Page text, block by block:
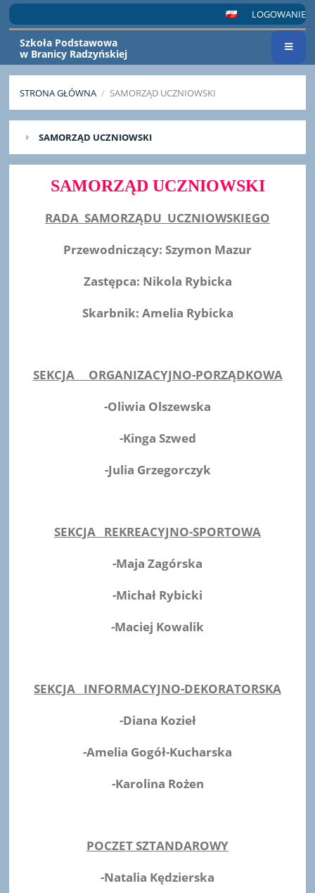
LOGOWANIE
Szkoła Podstawowa
w Branicy Radzyńskiej
STRONA GŁÓWNA / SAMORZĄD UCZNIOWSKI
SAMORZĄD
UCZNIOWSKI
SAMORZĄD UCZNIOWSKI
SAMORZĄD UCZNIOWSKI
RADA SAMORZĄDU UCZNIOWSKIEGO
Przewodniczący: Szymon Mazur
Zastępca: Nikola Rybicka
Skarbnik: Amelia Rybicka
SEKCJA ORGANIZACYJNO-PORZĄDKOWA
-Oliwia Olszewska
-Kinga Szwed
-Julia Grzegorczyk
SEKCJA REKREACYJNO-SPORTOWA
-Maja Zagórska
-Michał Rybicki
-Maciej Kowalik
SEKCJA INFORMACYJNO-DEKORATORSKA
-Diana Kozieł
-Amelia Gogół-Kucharska
-Karolina Rożen
POCZET SZTANDAROWY
-Natalia Kędzierska